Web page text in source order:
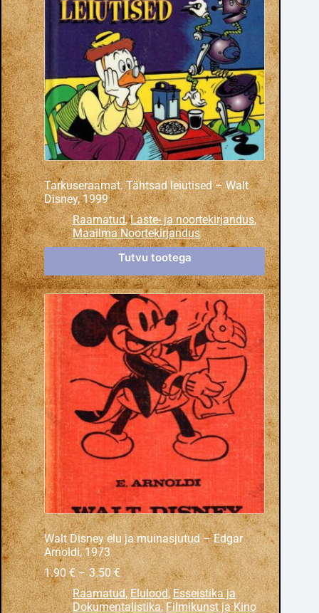
Tarkuseraamat. Tähtsad leiutised – Walt
Disney, 1999
Raamatud,Laste- ja noortekirjandus,
Maailma Noortekirjandus
Tutvu tootega
Walt Disney elu ja muinasjutud – Edgar
Arnoldi, 1973
1.90€ – 3.50€
Raamatud,Elulood,Esseistika ja
Dokumentalistika,Filmikunst ja Kino